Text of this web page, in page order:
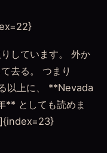
しています。 外か
去る。 つまり
以上に、 **Nevada
としても読めま